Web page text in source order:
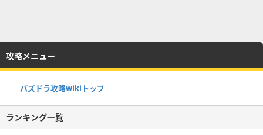
攻略メニュー
パズドラ攻略wikiトップ
ランキング一覧